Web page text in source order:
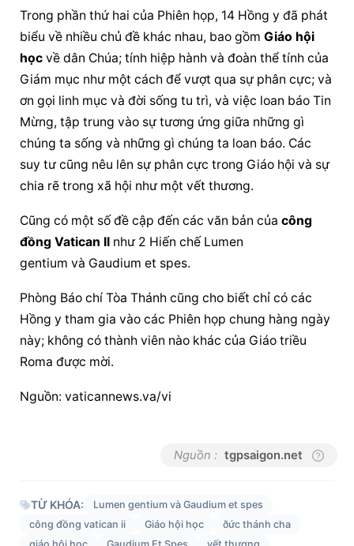
Trong phần thứ hai của Phiên họp, 14 Hồng y đã phát
biểu về nhiều chủ đề khác nhau, bao gồm Giáo hội
học về dân Chúa; tính hiệp hành và đoàn thể tính của
Giám mục như một cách để vượt qua sự phân cực; và
ơn gọi linh mục và đời sống tu trì, và việc loan báo Tin
Mừng, tập trung vào sự tương ứng giữa những gì
chúng ta sống và những gì chúng ta loan báo. Các
suy tư cũng nêu lên sự phân cực trong Giáo hội và sự
chia rẽ trong xã hội như một vết thương.
Cũng có một số đề cập đến các văn bản của công
đồng Vatican II như 2 Hiến chế Lumen
gentium và Gaudium et spes.
Phòng Báo chí Tòa Thánh cũng cho biết chỉ có các
Hồng y tham gia vào các Phiên họp chung hàng ngày
này; không có thành viên nào khác của Giáo triều
Roma được mời.
Nguồn: vaticannews.va/vi
Nguồn : tgpsaigon.net
TỪ KHÓA:
Lumen gentium và Gaudium et spes
công đồng vatican ii
Giáo hội học
ðức thánh cha